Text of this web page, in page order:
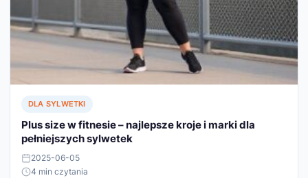
DLA SYLWETKI
Plus size w fitnesie – najlepsze kroje i marki dla
pełniejszych sylwetek
2025-06-05
4 min czytania